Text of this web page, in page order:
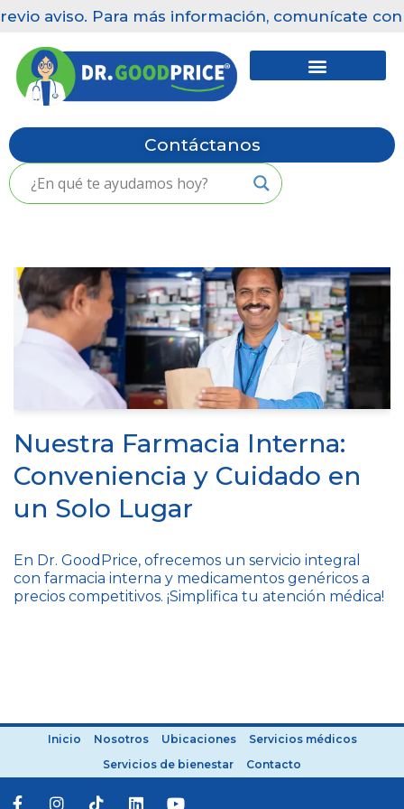
Saltar
al
contenido
aviso. Para más información, comunícate con
Contáctanos
Nuestra Farmacia Interna:
Conveniencia y Cuidado en
un Solo Lugar
En Dr. GoodPrice, ofrecemos un servicio integral
con farmacia interna y medicamentos genéricos a
precios competitivos. ¡Simplifica tu atención médica!
Inicio Nosotros Ubicaciones
Servicios médicos
Servicios de bienestar
Contacto